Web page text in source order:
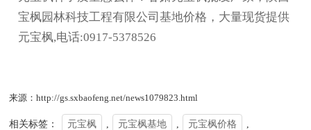
宝枫园林科技工程有限公司基地价格，大量现货提供
元宝枫,电话:0917-5378526
来源：http://gs.sxbaofeng.net/news1079823.html
相关标签： 元宝枫 元宝枫基地 元宝枫价格